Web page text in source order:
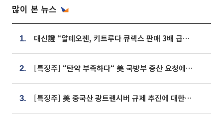
많이 본 뉴스
1. 대신證 “알테오젠, 키트루다 큐렉스 판매 3배 급증…목표가 41만원 상향”
2. [특징주] “탄약 부족하다“ 美 국방부 증산 요청에⋯국내 방산주 급등세
3. [특징주] 美 중국산 광트랜시버 규제 추진에 대한광통신 등 광통신株 강세